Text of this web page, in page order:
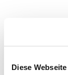
Diese